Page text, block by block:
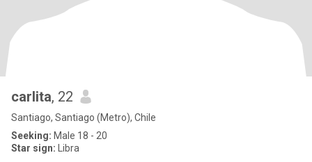
carlita, 22
Santiago, Santiago (Metro), Chile
Seeking: Male 18 - 20
Star sign: Libra